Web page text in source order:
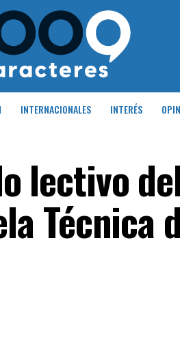
INTERNACIONALES INTERÉS
lectivo
Técnica